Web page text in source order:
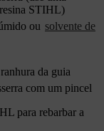
STIHL)
ou solvente de
da guia
com um pincel
para rebarbar a